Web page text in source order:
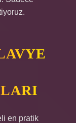
en pratik